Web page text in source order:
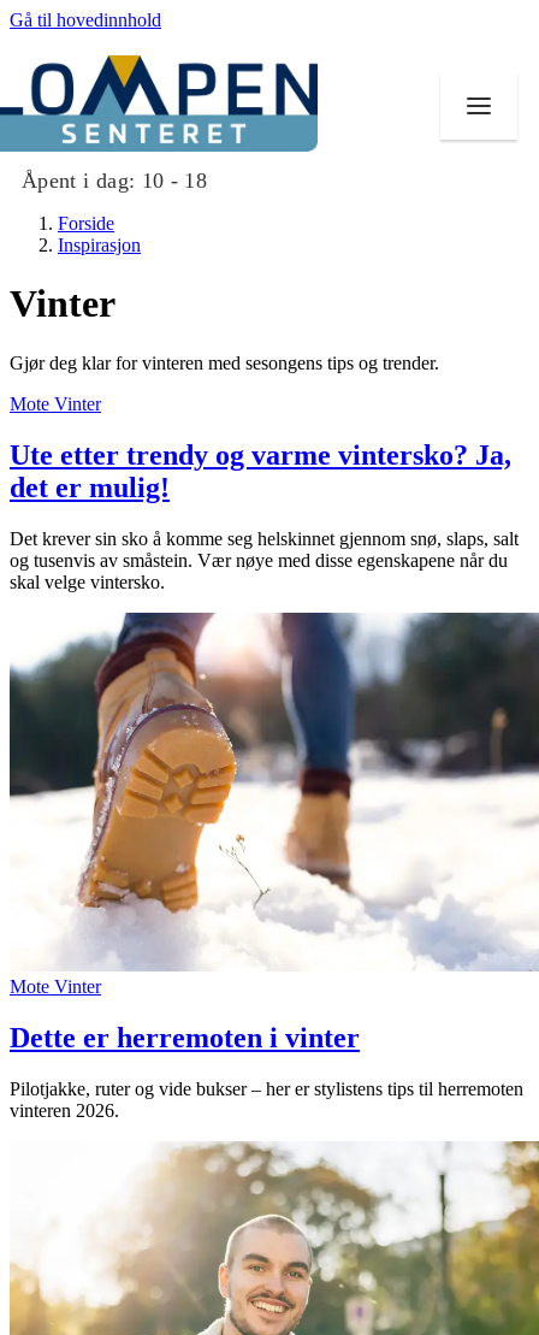
Gå til hovedinnhold
Åpent i dag: 10 - 18
Mat og drikke
Tilbud
Merker
Inspirasjon
Søk
Åpningstider
Praktisk informasjon
Ledige stillinger
Magasin
Gavekort
Welcome to lompensenteret
Forside
Inspirasjon
Vinter
Gjør deg klar for vinteren med sesongens tips og trender.
Mote Vinter
Ute etter trendy og varme vintersko? Ja,
det er mulig!
Det krever sin sko å komme seg helskinnet gjennom snø, slaps, salt
og tusenvis av småstein. Vær nøye med disse egenskapene når du
skal velge vintersko.
Mote Vinter
Dette er herremoten i vinter
Pilotjakke, ruter og vide bukser – her er stylistens tips til herremoten
vinteren 2026.